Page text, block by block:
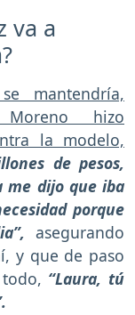
va a
mantendría,
Moreno hizo
la modelo,
de pesos,
me dijo que iba
porque
asegurando
y que de paso
“Laura, tú